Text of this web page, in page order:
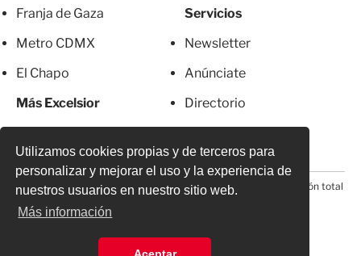
Utilizamos cookies propias y de terceros para
personalizar y mejorar el uso y la experiencia de
nuestros usuarios en nuestro sitio web.
Más información
Franja de Gaza
Metro CDMX
El Chapo
Más Excelsior
Servicios
Newsletter
Anúnciate
Directorio
© 2026 Todos los derechos reservados. Prohibida la reproducción total
o parcial, incluyendo cualquier medio electrónico*